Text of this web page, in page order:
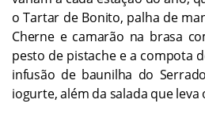
o Tartar de Bonito, palha de
Cherne e camarão na brasa
pesto de pistache e a compota
infusão de baunilha do
iogurte, além da salada que